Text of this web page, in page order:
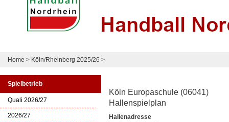
Home > Köln/Rheinberg 2025/26 >
Spielbetrieb
Quali 2026/27
2026/27
Köln Europaschule (06041)
Hallenspielplan
Hallenadresse